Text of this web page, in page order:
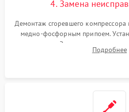
4. Замена
Демонтаж сгоревшего компрессора
медно-фосфорным припоем.
осушителя. Замена изношенных
сломанных заслонок илиПодробнее